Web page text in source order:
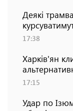
Деякі
17:38
Харків'ян
17:15
Удар по